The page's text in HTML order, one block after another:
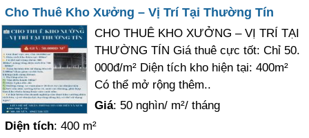
Cho Thuê Kho Xưởng – Vị Trí Tại Thường Tín
CHO THUÊ KHO XƯỞNG – VỊ TRÍ TẠI
THƯỜNG TÍN Giá thuê cực tốt: Chỉ 50.
000đ/m² Diện tích kho hiện tại: 400m²
Có thể mở rộng thêm..
Giá: 50 nghìn/ m²/ tháng
Diện tích: 400 m²